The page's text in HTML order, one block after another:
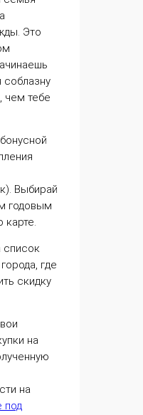
Это
соблазну
чем тебе
Выбирай
годовым
карте.
список
где
скидку
на
на
под